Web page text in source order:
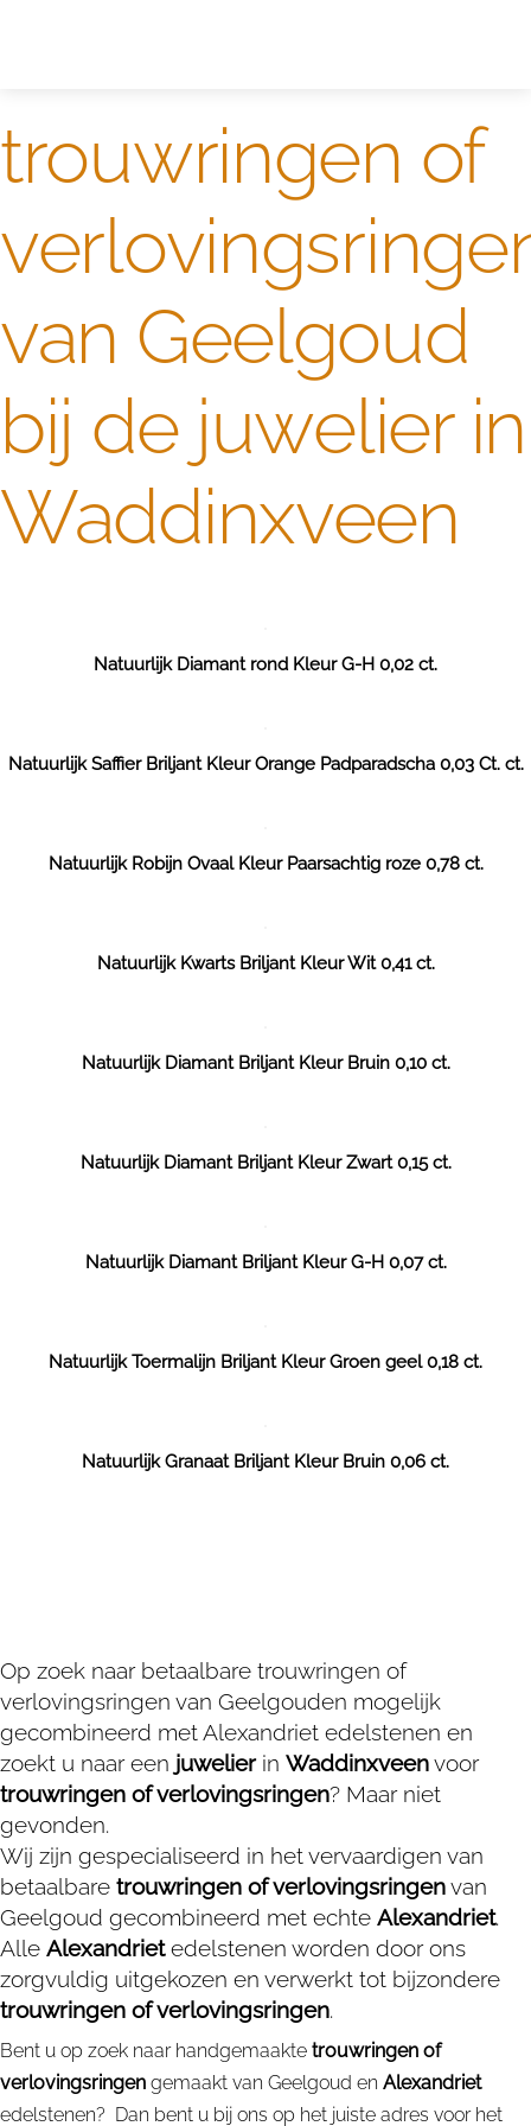
trouwringen of
van Geelgoud
bij de juwelier in
Waddinxveen
Natuurlijk Diamant rond Kleur G-H 0,02 ct.
Natuurlijk Saffier Briljant Kleur Orange Padparadscha 0,03 Ct. ct.
Natuurlijk Robijn Ovaal Kleur Paarsachtig roze 0,78 ct.
Natuurlijk Kwarts Briljant Kleur Wit 0,41 ct.
Natuurlijk Diamant Briljant Kleur Bruin 0,10 ct.
Natuurlijk Diamant Briljant Kleur Zwart 0,15 ct.
Natuurlijk Diamant Briljant Kleur G-H 0,07 ct.
Natuurlijk Toermalijn Briljant Kleur Groen geel 0,18 ct.
Natuurlijk Granaat Briljant Kleur Bruin 0,06 ct.
Op zoek naar betaalbare trouwringen of
verlovingsringen van Geelgouden mogelijk
gecombineerd met Alexandriet edelstenen en
zoekt u naar een juwelierin Waddinxveenvoor
trouwringen of verlovingsringen? Maar niet
gevonden.
Wij zijn gespecialiseerd in het vervaardigen van
betaalbare trouwringen of verlovingsringenvan
Geelgoud gecombineerd met echte Alexandriet.
Alle Alexandrietedelstenen worden door ons
zorgvuldig uitgekozen en verwerkt tot bijzondere
trouwringen of verlovingsringen.
Bent u op zoek naar handgemaakte trouwringen of
verlovingsringen gemaakt van Geelgoud en Alexandriet
edelstenen? Dan bent u bij ons op het juiste adres voor het